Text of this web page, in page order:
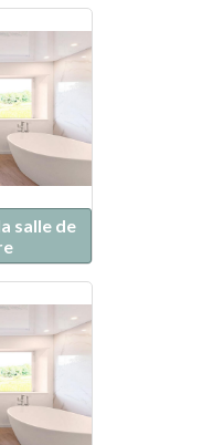
salle de